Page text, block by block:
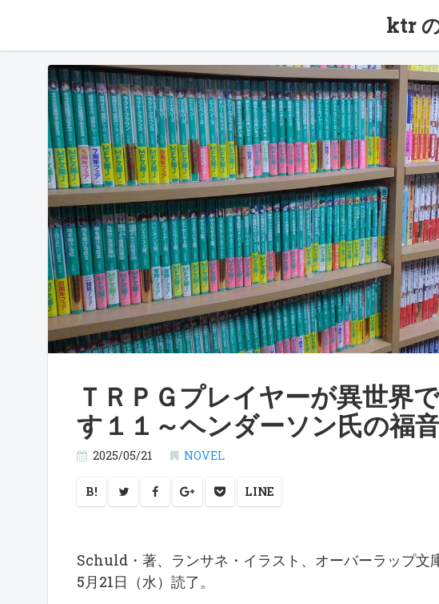
ktr
ＴＲＰＧプレイヤーが異世界
す１１～ヘンダーソン氏の福
2025/05/21 NOVEL
B! LINE
Schuld・著、ランサネ・イラスト、オーバーラップ文庫
5月21日（水）読了。